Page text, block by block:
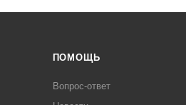
ПОМОЩЬ
Вопрос-ответ